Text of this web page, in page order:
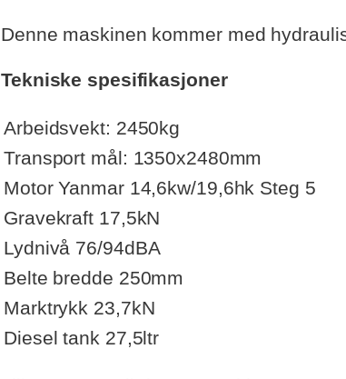
Denne maskinen kommer med
Tekniske spesifikasjoner
Arbeidsvekt: 2450kg
Transport mål: 1350x2480mm
Motor Yanmar 14,6kw/19,6hk Steg 5
Gravekraft 17,5kN
Lydnivå 76/94dBA
Belte bredde 250mm
Marktrykk 23,7kN
Diesel tank 27,5ltr